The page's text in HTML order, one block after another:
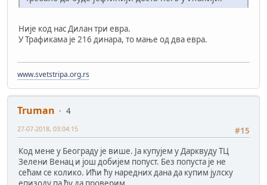
Није код нас Дилан три евра.
У Трафикама је 216 динара, то мање од два евра.
www.svetstripa.org.rs
Truman
4
#15
27-07-2018, 03:04:15
Код мене у Београду је више. Ја купујем у Дарквуду ТЦ
Зелени Венац и још добијем попуст. Без попуста је не
сећам се колико. Ићи ћу наредних дана да купим јулску